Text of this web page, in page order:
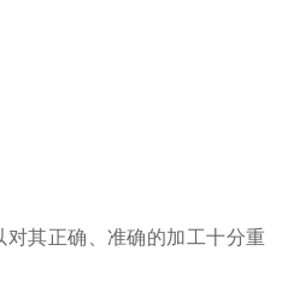
其正确、准确的加工十分重